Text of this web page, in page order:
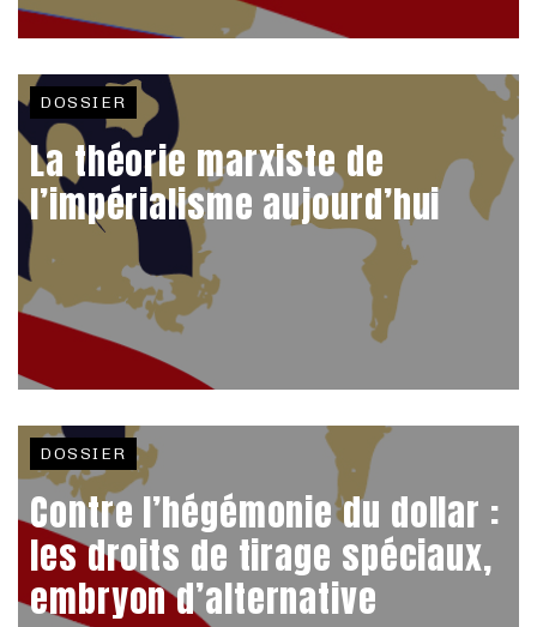
DOSSIER
La théorie marxiste de
l’impérialisme aujourd’hui
DOSSIER
Contre l’hégémonie du dollar :
les droits de tirage spéciaux,
embryon d’alternative